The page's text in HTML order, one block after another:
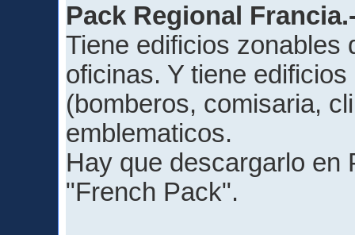
Pack Regional
Tiene edificios zonables
oficinas. Y tiene
(bomberos, comisaria,
emblematicos.
Hay que descargarlo en
"French Pack".